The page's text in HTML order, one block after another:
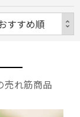
売れ筋商品